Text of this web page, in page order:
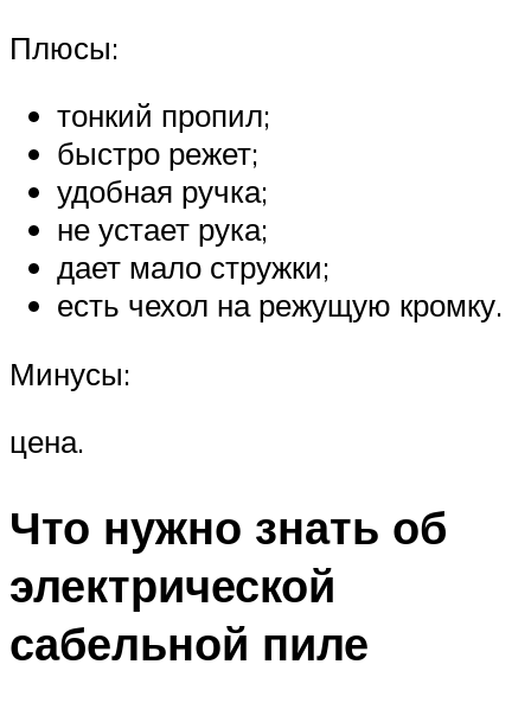
Плюсы:
тонкий пропил;
быстро режет;
удобная ручка;
не устает рука;
дает мало стружки;
есть чехол на режущую кромку.
Минусы:
цена.
Что нужно знать об
электрической
сабельной пиле